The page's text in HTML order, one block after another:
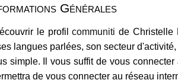
Générales
le profilcommuniti de Christelle
langues parlées, son secteur
simple. Il vous suffit de vous
de vous connecter au réseau